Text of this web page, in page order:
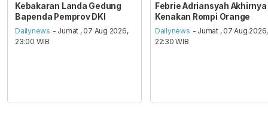
Kebakaran Landa Gedung
Bapenda Pemprov DKI
Dailynews - Jumat , 07 Aug 2026,
23:00 WIB
Febrie Adriansyah Akhirnya
Kenakan Rompi Orange
Dailynews - Jumat , 07 Aug 2026,
22:30 WIB